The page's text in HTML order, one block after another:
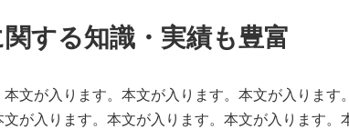
する知識・実績も豊富
文が入ります。本文が入ります。本文が入りま
が入ります。本文が入ります。本文が入ります